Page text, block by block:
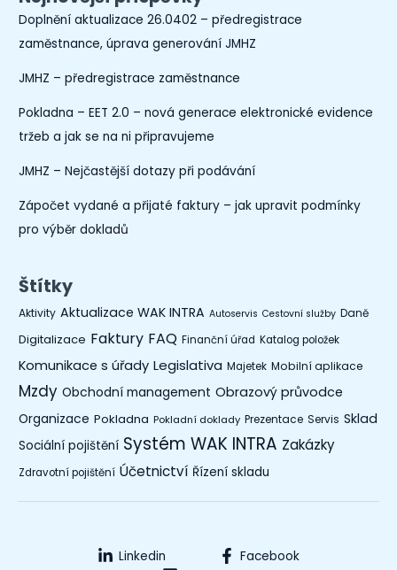
Doplnění aktualizace 26.0402 – předregistrace
zaměstnance, úprava generování JMHZ
JMHZ – předregistrace zaměstnance
Pokladna – EET 2.0 – nová generace elektronické evidence
tržeb a jak se na ni připravujeme
JMHZ – Nejčastější dotazy při podávání
Zápočet vydané a přijaté faktury – jak upravit podmínky
pro výběr dokladů
Štítky
Aktivity Aktualizace WAK INTRA Autoservis Cestovní služby Daně
Digitalizace Faktury FAQ Finanční úřad Katalog položek
Komunikace s úřady Legislativa Majetek Mobilní aplikace
Mzdy Obchodní management Obrazový průvodce
Organizace Pokladna Pokladní doklady Prezentace Servis Sklad
Sociální pojištění Systém WAK INTRA Zakázky
Zdravotní pojištění Účetnictví Řízení skladu
Linkedin
Facebook